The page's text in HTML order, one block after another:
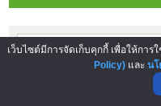
ไจแอ้น
เว็บไซต์มีการจัดเก็บคุกกี้ เพื่อให้การ
Policy)และ นโ